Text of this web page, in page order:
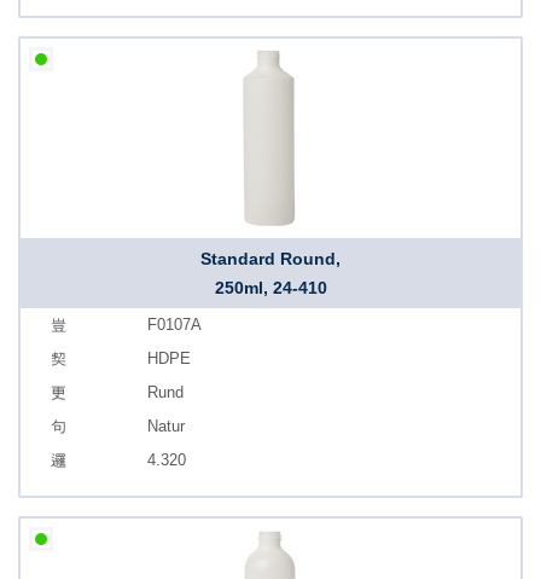
Standard Round,
250ml, 24-410
F0107A
HDPE
Rund
Natur
4.320